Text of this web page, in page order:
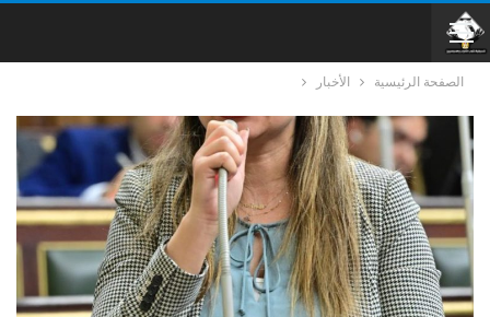
الصفحة الرئيسية الأخبار